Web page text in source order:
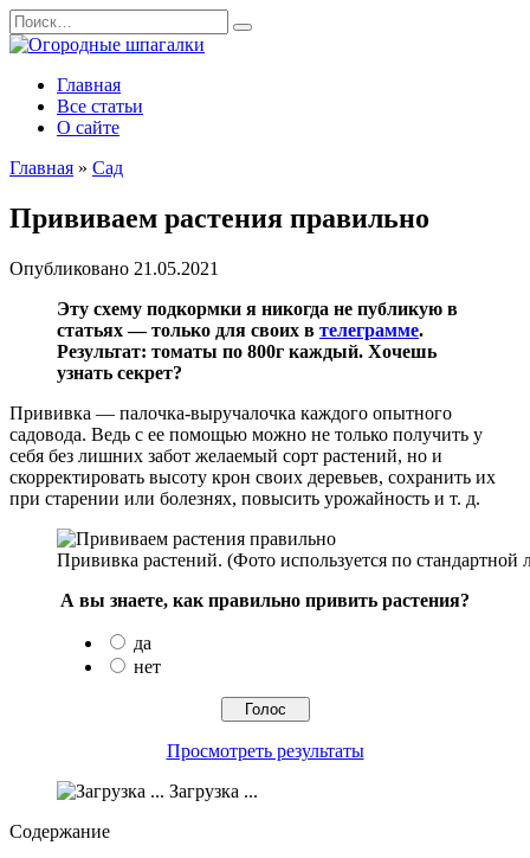
Перейти
к
содержанию
Search
for:
Главная
Все статьи
О сайте
Главная » Сад
Прививаем растения правильно
Опубликовано 21.05.2021
Эту схему подкормки я никогда не публикую в
статьях — только для своих в телеграмме.
Результат: томаты по 800г каждый. Хочешь
узнать секрет?
Прививка — палочка-выручалочка каждого опытного
садовода. Ведь с ее помощью можно не только получить у
себя без лишних забот желаемый сорт растений, но и
скорректировать высоту крон своих деревьев, сохранить их
при старении или болезнях, повысить урожайность и т. д.
Прививка растений. (Фото используется по
А вы знаете, как правильно привить растения?
да
нет
Просмотреть результаты
Загрузка ...
Содержание